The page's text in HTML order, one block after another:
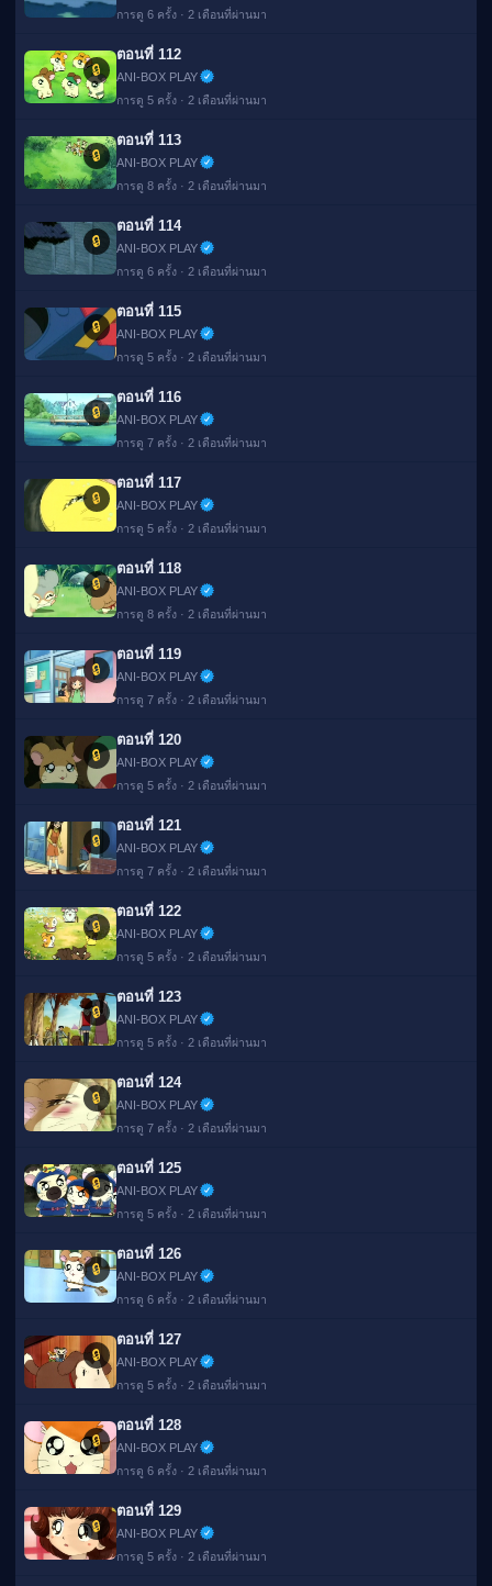
การดู 6 ครั้ง · 2 เดือนที่ผ่านมา
🔒
ตอนที่ 112
ANI-BOX PLAY
การดู 5 ครั้ง · 2 เดือนที่ผ่านมา
🔒
ตอนที่ 113
ANI-BOX PLAY
การดู 8 ครั้ง · 2 เดือนที่ผ่านมา
🔒
ตอนที่ 114
ANI-BOX PLAY
การดู 6 ครั้ง · 2 เดือนที่ผ่านมา
🔒
ตอนที่ 115
ANI-BOX PLAY
การดู 5 ครั้ง · 2 เดือนที่ผ่านมา
🔒
ตอนที่ 116
ANI-BOX PLAY
การดู 7 ครั้ง · 2 เดือนที่ผ่านมา
🔒
ตอนที่ 117
ANI-BOX PLAY
การดู 5 ครั้ง · 2 เดือนที่ผ่านมา
🔒
ตอนที่ 118
ANI-BOX PLAY
การดู 8 ครั้ง · 2 เดือนที่ผ่านมา
🔒
ตอนที่ 119
ANI-BOX PLAY
การดู 7 ครั้ง · 2 เดือนที่ผ่านมา
🔒
ตอนที่ 120
ANI-BOX PLAY
การดู 5 ครั้ง · 2 เดือนที่ผ่านมา
🔒
ตอนที่ 121
ANI-BOX PLAY
การดู 7 ครั้ง · 2 เดือนที่ผ่านมา
🔒
ตอนที่ 122
ANI-BOX PLAY
การดู 5 ครั้ง · 2 เดือนที่ผ่านมา
🔒
ตอนที่ 123
ANI-BOX PLAY
การดู 5 ครั้ง · 2 เดือนที่ผ่านมา
🔒
ตอนที่ 124
ANI-BOX PLAY
การดู 7 ครั้ง · 2 เดือนที่ผ่านมา
🔒
ตอนที่ 125
ANI-BOX PLAY
การดู 5 ครั้ง · 2 เดือนที่ผ่านมา
🔒
ตอนที่ 126
ANI-BOX PLAY
การดู 6 ครั้ง · 2 เดือนที่ผ่านมา
🔒
ตอนที่ 127
ANI-BOX PLAY
การดู 5 ครั้ง · 2 เดือนที่ผ่านมา
🔒
ตอนที่ 128
ANI-BOX PLAY
การดู 6 ครั้ง · 2 เดือนที่ผ่านมา
🔒
ตอนที่ 129
ANI-BOX PLAY
การดู 5 ครั้ง · 2 เดือนที่ผ่านมา